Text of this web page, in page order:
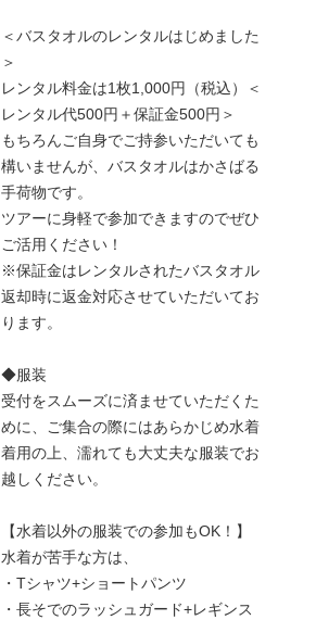
＜バスタオルのレンタルはじめました
＞
レンタル料金は1枚1,000円（税込）＜
レンタル代500円＋保証金500円＞
もちろんご自身でご持参いただいても
構いませんが、バスタオルはかさばる
手荷物です。
ツアーに身軽で参加できますのでぜひ
ご活用ください！
※保証金はレンタルされたバスタオル
返却時に返金対応させていただいてお
ります。
◆服装
受付をスムーズに済ませていただくた
めに、ご集合の際にはあらかじめ水着
着用の上、濡れても大丈夫な服装でお
越しください。
【水着以外の服装での参加もOK！】
水着が苦手な方は、
・Tシャツ+ショートパンツ
・長そでのラッシュガード+レギンス